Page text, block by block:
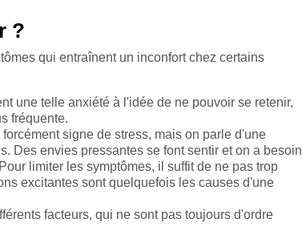
?
qui entraînent un inconfort chez certains
une telle anxiété à l'idée de ne pouvoir se retenir,
fréquente.
signe de stress, mais on parle d'une
Des envies pressantes se font sentir et on a besoin
limiter les symptômes, il suffit de ne pas trop
excitantes sont quelquefois les causes d'une
facteurs, qui ne sont pas toujours d'ordre